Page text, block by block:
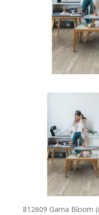
812609 Gama Bloom